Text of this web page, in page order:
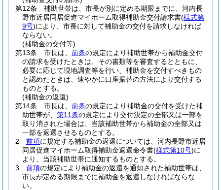
第12条
補助世帯は、市長が別に定める期限までに、河内長
野市近居同居促進マイホーム取得補助金交付請求書(様式第
9号)により、市長に対して補助金の交付を請求しなければ
ならない。
(補助金の交付等)
第13条
市長は、 前条の規定により補助世帯から補助金交付
の請求を受けたときは、その書類等を審査するとともに、
必要に応じて現地調査等を行い、補助金を交付すべきもの
と認めたときは、速やかに口座振替の方法により交付する
ものとする。
(補助金の返還)
第14条
市長は、 前条の規定により補助金の交付を受けた補
助世帯が、 第11条の規定により交付決定の全部又は一部を
取り消された場合は、当該補助世帯から補助金の全部又は
一部を返還させるものとする。
2
前項に規定する補助金の返還については、河内長野市近居
同居促進マイホーム取得補助金返還命令書(様式第10号)に
より、当該補助世帯に通知するものとする。
3
前項の規定により補助金の返還を通知された補助世帯は、
市長が定める期限までに補助金を返還しなければならな
い。